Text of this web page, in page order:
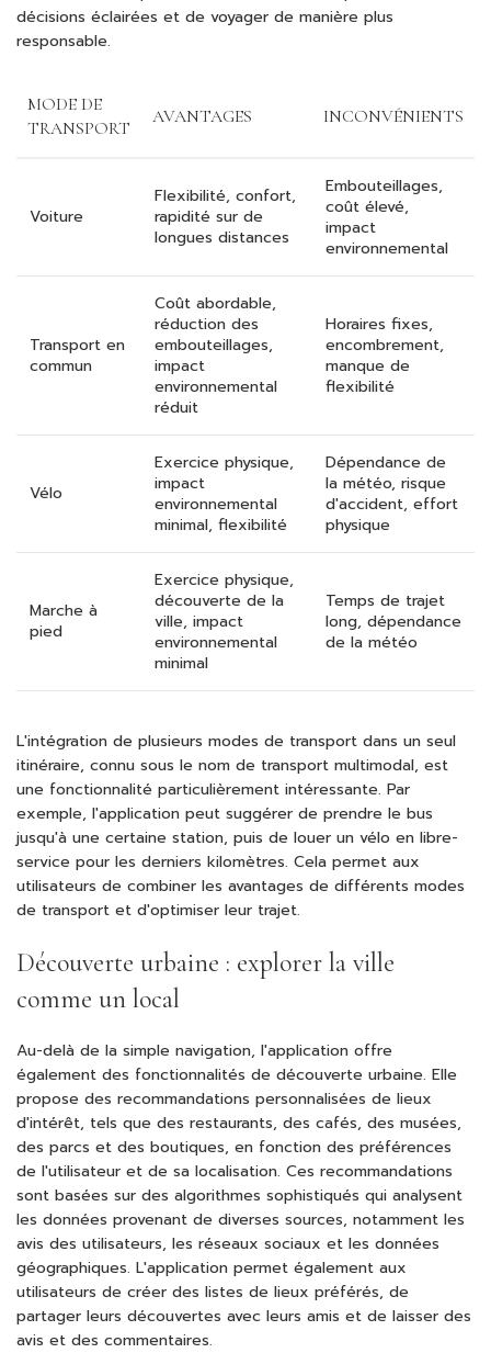
décisions éclairées et de voyager de manière plus
responsable.
MODE DE
TRANSPORT
AVANTAGES INCONVÉNIENTS
Voiture
Flexibilité, confort,
rapidité sur de
longues distances
Embouteillages,
coût élevé,
impact
environnemental
Transport en
commun
Coût abordable,
réduction des
embouteillages,
impact
environnemental
réduit
Horaires fixes,
encombrement,
manque de
flexibilité
Vélo
Exercice physique,
impact
environnemental
minimal, flexibilité
Dépendance de
la météo, risque
d'accident, effort
physique
Marche à
pied
Exercice physique,
découverte de la
ville, impact
environnemental
minimal
Temps de trajet
long, dépendance
de la météo
L'intégration de plusieurs modes de transport dans un seul
itinéraire, connu sous le nom de transport multimodal, est
une fonctionnalité particulièrement intéressante. Par
exemple, l'application peut suggérer de prendre le bus
jusqu'à une certaine station, puis de louer un vélo en libre-
service pour les derniers kilomètres. Cela permet aux
utilisateurs de combiner les avantages de différents modes
de transport et d'optimiser leur trajet.
Découverte urbaine : explorer la ville
comme un local
Au-delà de la simple navigation, l'application offre
également des fonctionnalités de découverte urbaine. Elle
propose des recommandations personnalisées de lieux
d'intérêt, tels que des restaurants, des cafés, des musées,
des parcs et des boutiques, en fonction des préférences
de l'utilisateur et de sa localisation. Ces recommandations
sont basées sur des algorithmes sophistiqués qui analysent
les données provenant de diverses sources, notamment les
avis des utilisateurs, les réseaux sociaux et les données
géographiques. L'application permet également aux
utilisateurs de créer des listes de lieux préférés, de
partager leurs découvertes avec leurs amis et de laisser des
avis et des commentaires.